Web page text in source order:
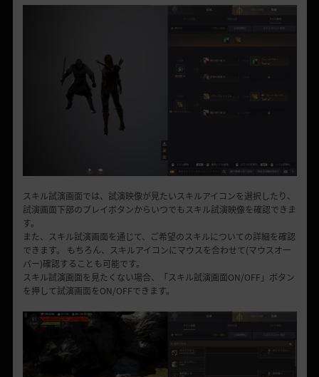
スキル試演画面では、試演映像が見たいスキルアイコンを選択したり、
試演画面下部のプレイボタンからいつでもスキル試演映像を確認できま
す。
また、スキル試演画面を通じて、ご希望のスキルについての詳細を確認
できます。 もちろん、スキルアイコンにマウスを合わせて(マウスオー
バー)確認することも可能です。
スキル試演画面を見たくない場合、「スキル試演画面ON/OFF」ボタン
を押して試演画面をON/OFFできます。